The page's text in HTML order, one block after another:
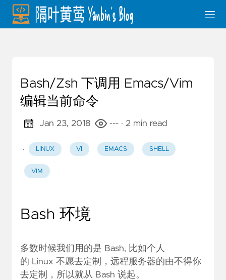
Bash/Zsh 下调用 Emacs/Vim
编辑当前命令
Jan 23, 2018 --- · 2 min read
· LINUX VI EMACS SHELL
VIM
Bash 环境
多数时候我们用的是 Bash, 比如个人
的 Linux 不愿去定制，远程服务器的由不得你
去定制，所以就从 Bash 说起。